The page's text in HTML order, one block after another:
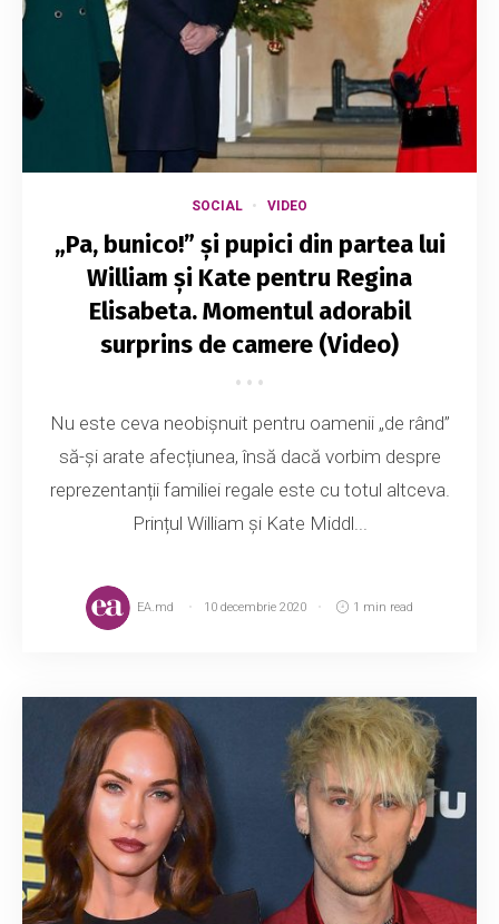
SOCIAL VIDEO
„Pa, bunico!” și pupici din partea lui
William și Kate pentru Regina
Elisabeta. Momentul adorabil
surprins de camere (Video)
Nu este ceva neobișnuit pentru oamenii „de rând”
să-și arate afecțiunea, însă dacă vorbim despre
reprezentanții familiei regale este cu totul altceva.
Prințul William și Kate Middl...
EA.md 10 decembrie 2020 1 min read